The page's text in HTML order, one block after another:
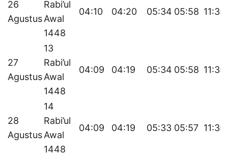
26
Agustus
Rabi’ul
Awal
1448
04:10 04:20 05:34 05:58 11:35
27
Agustus
13
Rabi’ul
Awal
1448
04:09 04:19 05:34 05:58 11:35
28
Agustus
14
Rabi’ul
Awal
1448
04:09 04:19 05:33 05:57 11:35